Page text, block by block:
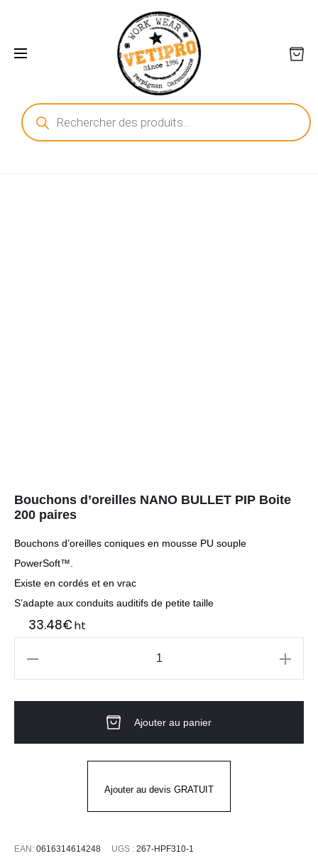
Recherche
de
produits
Bouchons d’oreilles NANO BULLET PIP Boite
200 paires
Bouchons d’oreilles coniques en mousse PU souple
PowerSoft™.
Existe en cordés et en vrac
S’adapte aux conduits auditifs de petite taille
33.48€ht
NANO
paires
Ajouter au panier
Ajouter au devis GRATUIT
EAN: 0616314614248 UGS : 267-HPF310-1